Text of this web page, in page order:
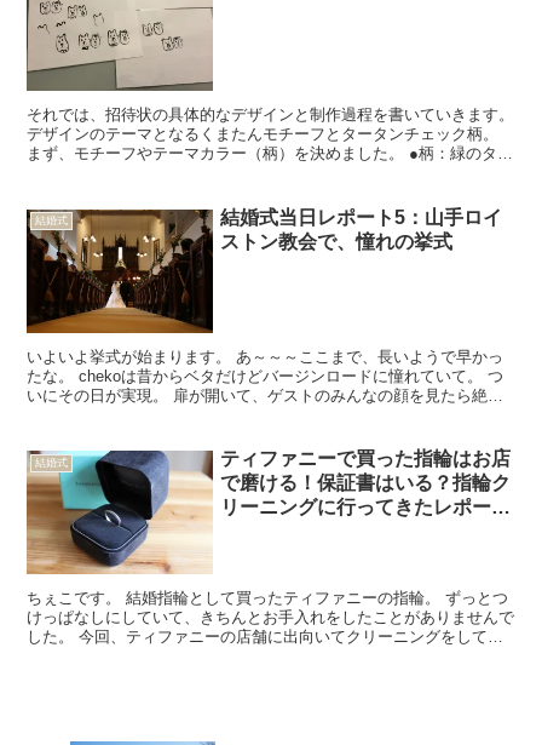
それでは、招待状の具体的なデザインと制作過程を書いていきます。
デザインのテーマとなるくまたんモチーフとタータンチェック柄。
まず、モチーフやテーマカラー（柄）を決めました。 ●柄：緑のター
結婚式
結婚式当日レポート5：山手ロイ
ストン教会で、憧れの挙式
いよいよ挙式が始まります。 あ～～～ここまで、長いようで早かっ
たな。 chekoは昔からベタだけどバージンロードに憧れていて。 つ
いにその日が実現。 扉が開いて、ゲストのみんなの顔を見たら絶対
結婚式
ティファニーで買った指輪はお店
で磨ける！保証書はいる？指輪ク
リーニングに行ってきたレポー
ちぇこです。 結婚指輪として買ったティファニーの指輪。 ずっとつ
けっぱなしにしていて、きちんとお手入れをしたことがありませんで
した。 今回、ティファニーの店舗に出向いてクリーニングをしてき